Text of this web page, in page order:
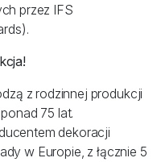
przez IFS
z rodzinnej produkcji
75 lat.
dekoracji
w Europie, z łącznie 5